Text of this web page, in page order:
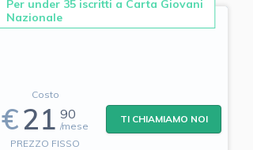
Per under 35 iscritti a Carta Giovani
Nazionale
Costo
€21 90
/mese
PREZZO FISSO
TI CHIAMIAMO NOI